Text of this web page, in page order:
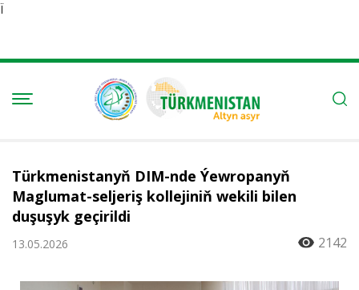
Ï
Türkmenistanyň DIM-nde Ýewropanyň
Maglumat-seljeriş kollejiniň wekili bilen
duşuşyk geçirildi
13.05.2026 2142